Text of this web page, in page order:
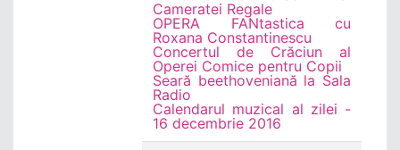
Cameratei Regale
OPERA FANtastica cu
Roxana Constantinescu
Concertul de Crăciun al
Operei Comice pentru Copii
Seară beethoveniană la Sala
Radio
Calendarul muzical al zilei -
16 decembrie 2016